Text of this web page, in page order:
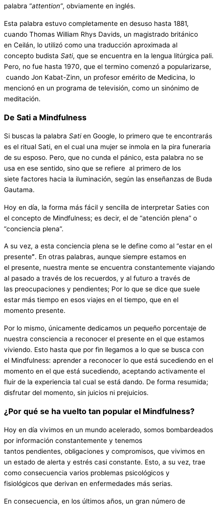
palabra “attention”, obviamente en inglés.
Esta palabra estuvo completamente en desuso hasta 1881,
cuando Thomas William Rhys Davids, un magistrado británico
en Ceilán, lo utilizó como una traducción aproximada al
concepto budista Sati, que se encuentra en la lengua litúrgica pali.
Pero, no fue hasta 1970, que el termino comenzó a popularizarse,
cuando Jon Kabat-Zinn, un profesor emérito de Medicina, lo
mencionó en un programa de televisión, como un sinónimo de
meditación.
De Sati a Mindfulness
Si buscas la palabra Satien Google, lo primero que te encontrarás
es el ritual Sati, en el cual una mujer se inmola en la pira funeraria
de su esposo. Pero, que no cunda el pánico, esta palabra no se
usa en ese sentido, sino que se refiere al primero de los
siete factores hacia la iluminación, según las enseñanzas de Buda
Gautama.
Hoy en día, la forma más fácil y sencilla de interpretar Saties con
el concepto de Mindfulness; es decir, el de “atención plena” o
“conciencia plena”.
A su vez, a esta conciencia plena se le define como al “estar en el
presente”. En otras palabras, aunque siempre estamos en
el presente, nuestra mente se encuentra constantemente viajando
al pasado a través de los recuerdos, y al futuro a través de
las preocupaciones y pendientes; Por lo que se dice que suele
estar más tiempo en esos viajes en el tiempo, que en el
momento presente.
Por lo mismo, únicamente dedicamos un pequeño porcentaje de
nuestra consciencia a reconocer el presente en el que estamos
viviendo. Esto hasta que por fin llegamos a lo que se busca con
el Mindfulness: aprender a reconocer lo que está sucediendo en el
momento en el que está sucediendo, aceptando activamente el
fluir de la experiencia tal cual se está dando. De forma resumida;
disfrutar del momento, sin juicios ni prejuicios.
¿Por qué se ha vuelto tan popular el Mindfulness?
Hoy en día vivimos en un mundo acelerado, somos bombardeados
por información constantemente y tenemos
tantos pendientes, obligaciones y compromisos, que vivimos en
un estado de alerta y estrés casi constante. Esto, a su vez, trae
como consecuencia varios problemas psicológicos y
fisiológicos que derivan en enfermedades más serias.
En consecuencia, en los últimos años, un gran número de